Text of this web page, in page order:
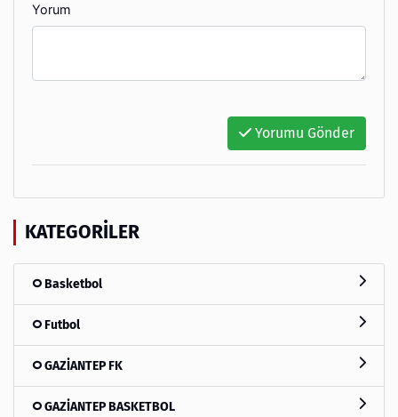
Yorum
Yorumu Gönder
KATEGORILER
Basketbol
Futbol
GAZİANTEP FK
GAZİANTEP BASKETBOL